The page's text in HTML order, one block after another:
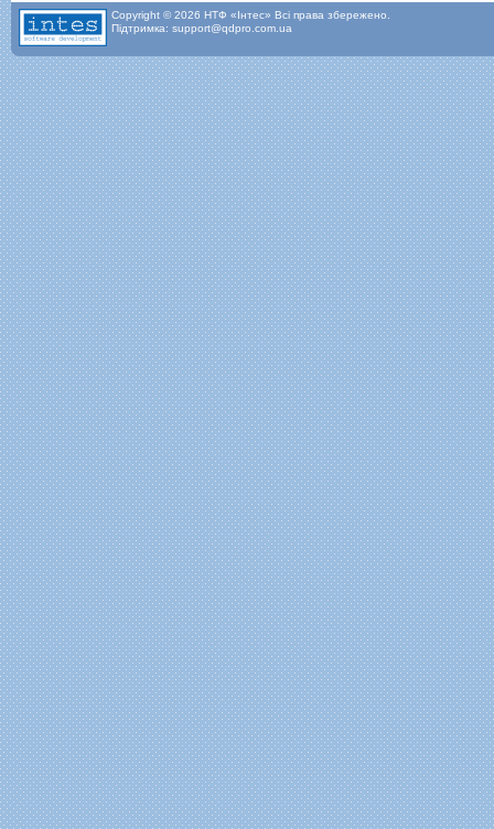
Copyright © 2026 НТФ «Інтес» Всі права збережено.
Підтримка: support@qdpro.com.ua